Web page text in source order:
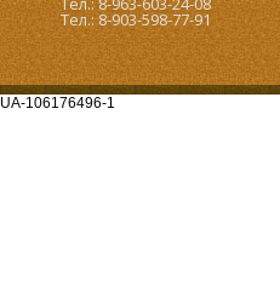
Тел.: 8-903-598-77-91
UA-106176496-1